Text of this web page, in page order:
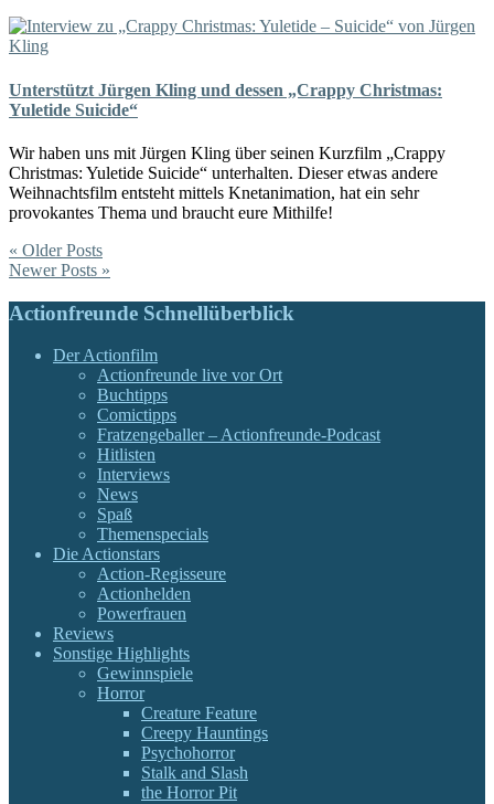
Unterstützt Jürgen Kling und dessen „Crappy Christmas:
Yuletide Suicide“
Wir haben uns mit Jürgen Kling über seinen Kurzfilm „Crappy
Christmas: Yuletide Suicide“ unterhalten. Dieser etwas andere
Weihnachtsfilm entsteht mittels Knetanimation, hat ein sehr
provokantes Thema und braucht eure Mithilfe!
« Older Posts
Newer Posts »
Actionfreunde Schnellüberblick
Der Actionfilm
Actionfreunde live vor Ort
Buchtipps
Comictipps
Fratzengeballer – Actionfreunde-Podcast
Hitlisten
Interviews
News
Spaß
Themenspecials
Die Actionstars
Action-Regisseure
Actionhelden
Powerfrauen
Reviews
Sonstige Highlights
Gewinnspiele
Horror
Creature Feature
Creepy Hauntings
Psychohorror
Stalk and Slash
the Horror Pit